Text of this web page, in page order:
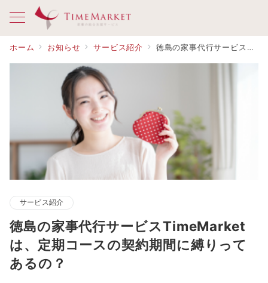
ホーム お知らせ サービス紹介 徳島の家事代行サービスTimeMarketは、定期コースの契約期間に縛りってあるの？
サービス紹介
徳島の家事代行サービスTimeMarket
は、定期コースの契約期間に縛りって
あるの？